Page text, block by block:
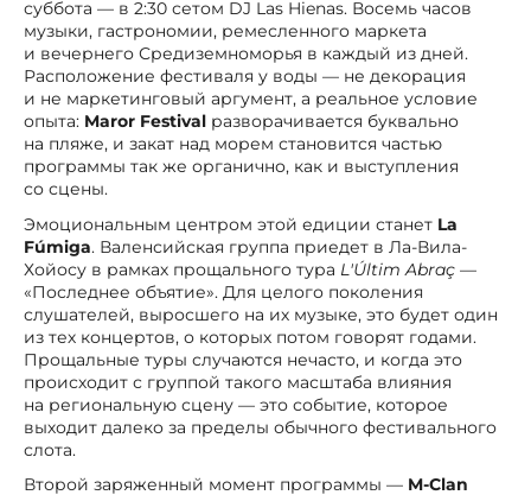
суббота — в 2:30 сетом DJ Las Hienas. Восемь часов
музыки, гастрономии, ремесленного маркета
и вечернего Средиземноморья в каждый из дней.
Расположение фестиваля у воды — не декорация
и не маркетинговый аргумент, а реальное условие
опыта: Maror Festival разворачивается буквально
на пляже, и закат над морем становится частью
программы так же органично, как и выступления
со сцены.
Эмоциональным центром этой едиции станет La
Fúmiga. Валенсийская группа приедет в Ла-Вила-
Хойосу в рамках прощального тура L'Últim Abraç —
«Последнее объятие». Для целого поколения
слушателей, выросшего на их музыке, это будет один
из тех концертов, о которых потом говорят годами.
Прощальные туры случаются нечасто, и когда это
происходит с группой такого масштаба влияния
на региональную сцену — это событие, которое
выходит далеко за пределы обычного фестивального
слота.
Второй заряженный момент программы — M-Clan